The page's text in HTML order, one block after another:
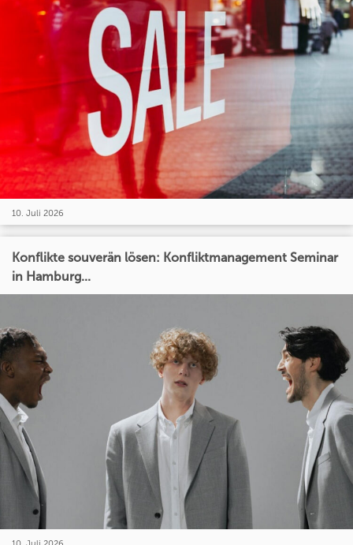
10. Juli 2026
Konflikte souverän lösen: Konfliktmanagement Seminar
in Hamburg...